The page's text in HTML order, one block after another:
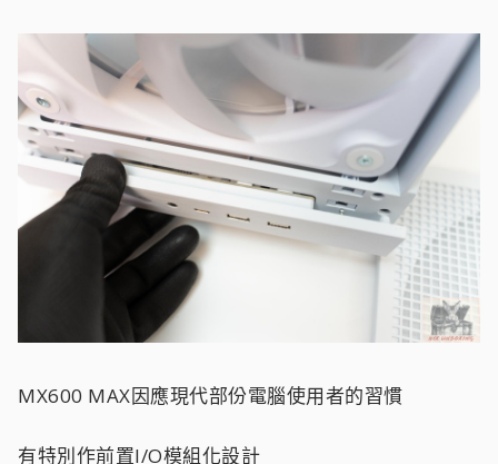
MX600 MAX因應現代部份電腦使用者的習慣
有特別作前置I/O模組化設計